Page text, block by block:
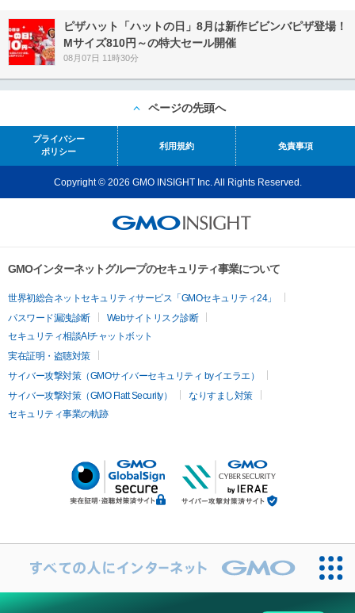
ピザハット「ハットの日」8月は新作ビビンバピザ登場！
Mサイズ810円～の特大セール開催
08月07日 11時30分
ページの先頭へ
プライバシー
ポリシー
利用規約 免責事項
Copyright © 2026 GMO INSIGHT Inc. All Rights Reserved.
GMOインターネットグループのセキュリティ事業について
世界初総合ネットセキュリティサービス「GMOセキュリティ24」
パスワード漏洩診断
Webサイトリスク診断
セキュリティ相談AIチャットボット
実在証明・盗聴対策
サイバー攻撃対策（GMOサイバーセキュリティ byイエラエ）
サイバー攻撃対策（GMO Flatt Security）
なりすまし対策
セキュリティ事業の軌跡